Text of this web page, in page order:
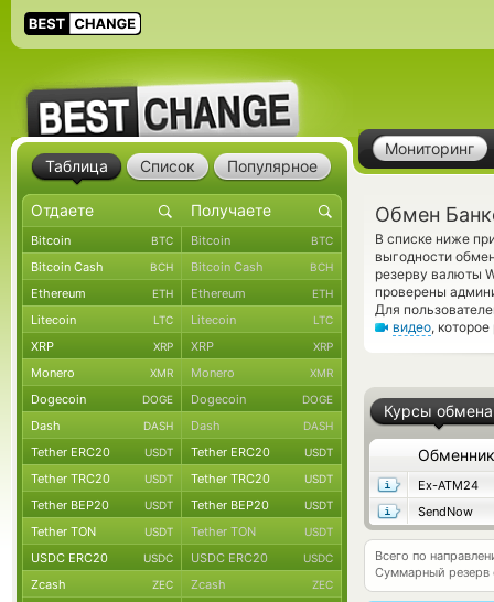
Мониторинг
Обмен
В списке ниже
выгодности
резерву валюты
проверены
Для
видео,
Курсы обмена
Обменник
Ex-ATM24
SendNow
Всего по
Суммарный резерв
Таблица Список Популярное
Bitcoin BTC Bitcoin BTC
Bitcoin Cash BCH Bitcoin Cash BCH
Ethereum ETH Ethereum ETH
Litecoin LTC Litecoin LTC
XRP XRP XRP XRP
Monero XMR Monero XMR
Dogecoin DOGE Dogecoin DOGE
Dash DASH Dash DASH
Tether ERC20 USDT Tether ERC20 USDT
Tether TRC20 USDT Tether TRC20 USDT
Tether BEP20 USDT Tether BEP20 USDT
Tether TON USDT Tether TON USDT
USDC ERC20 USDC USDC ERC20 USDC
Zcash ZEC Zcash ZEC